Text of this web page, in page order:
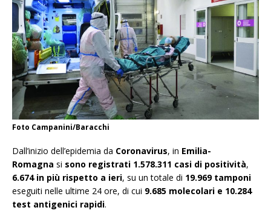
Foto Campanini/Baracchi
Dall’inizio dell’epidemia da Coronavirus, in Emilia-
Romagna si sono registrati 1.578.311 casi di positività,
6.674 in più rispetto a ieri, su un totale di 19.969 tamponi
eseguiti nelle ultime 24 ore, di cui 9.685 molecolari e 10.284
test antigenici rapidi.